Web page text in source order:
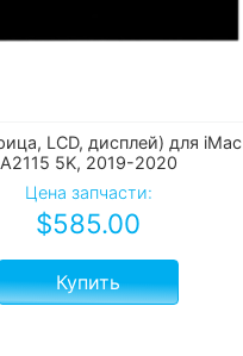
LCD, дисплей) для
A2115 5K, 2019-2020
Цена запчасти:
$585.00
Купить